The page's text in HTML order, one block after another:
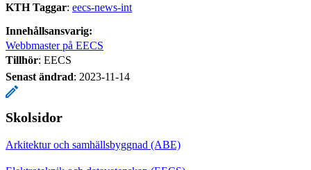
KTH Taggar: eecs-news-int
Innehållsansvarig:
Webbmaster på EECS
Tillhör: EECS
Senast ändrad: 2023-11-14
Skolsidor
Arkitektur och samhällsbyggnad (ABE)